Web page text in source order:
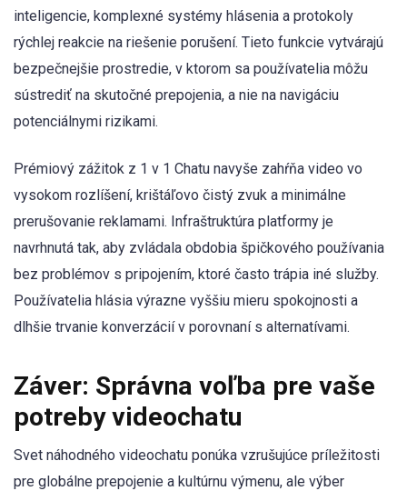
inteligencie, komplexné systémy hlásenia a protokoly
rýchlej reakcie na riešenie porušení. Tieto funkcie vytvárajú
bezpečnejšie prostredie, v ktorom sa používatelia môžu
sústrediť na skutočné prepojenia, a nie na navigáciu
potenciálnymi rizikami.
Prémiový zážitok z 1 v 1 Chatu navyše zahŕňa video vo
vysokom rozlíšení, krištáľovo čistý zvuk a minimálne
prerušovanie reklamami. Infraštruktúra platformy je
navrhnutá tak, aby zvládala obdobia špičkového používania
bez problémov s pripojením, ktoré často trápia iné služby.
Používatelia hlásia výrazne vyššiu mieru spokojnosti a
dlhšie trvanie konverzácií v porovnaní s alternatívami.
Záver: Správna voľba pre vaše
potreby videochatu
Svet náhodného videochatu ponúka vzrušujúce príležitosti
pre globálne prepojenie a kultúrnu výmenu, ale výber